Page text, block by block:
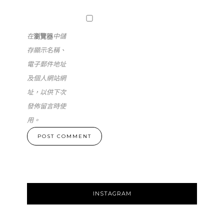
在瀏覽器中儲
存顯示名稱、
電子郵件地址
及個人網站網
址，以供下次
發佈留言時使
用。
INSTAGRAM